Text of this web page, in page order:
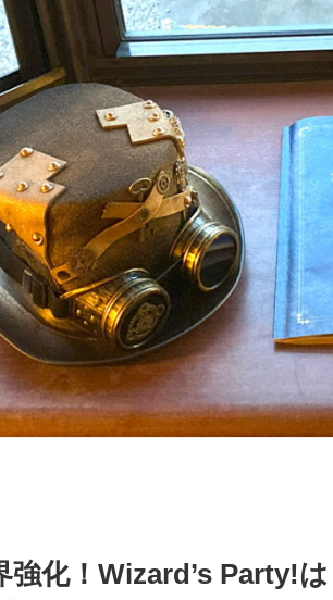
強化！Wizard’s Party!は